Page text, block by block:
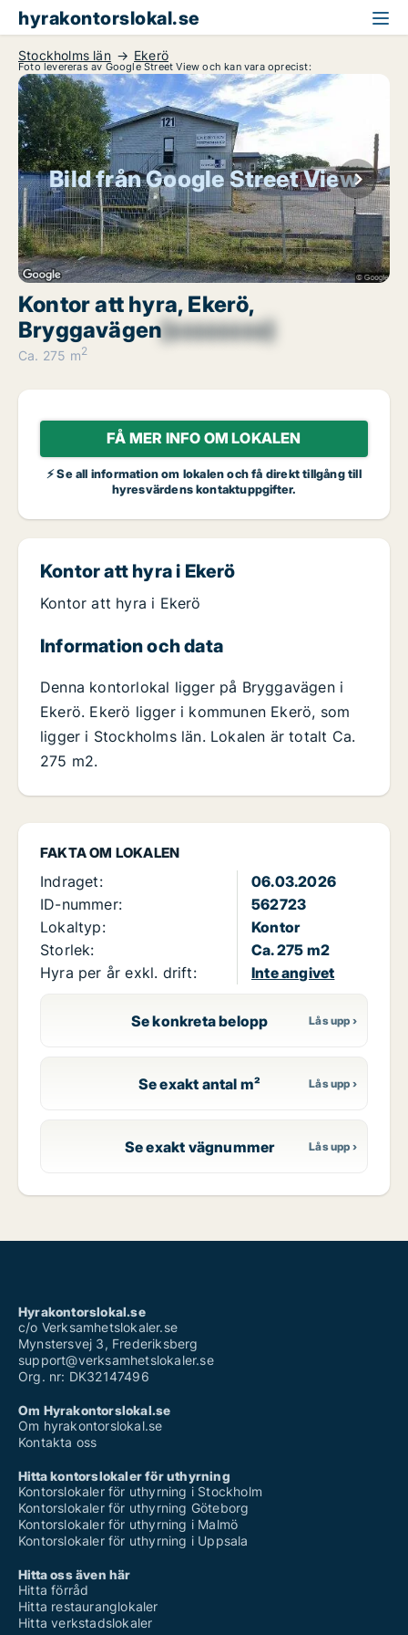
hyrakontorslokal.se
Stockholms län Ekerö
Foto levereras av Google Street View och kan vara oprecist:
Bild från Google Street View
Kontor att hyra, Ekerö,
Bryggavägen[xxxxxxxx]
Ca. 275 m2
FÅ MER INFO OM LOKALEN
⚡ Se all information om lokalen och få direkt tillgång till
hyresvärdens kontaktuppgifter.
FAKTA OM LOKALEN
Indraget:
06.03.2026
ID-nummer:
562723
Lokaltyp:
Kontor
Storlek:
Ca. 275 m2
Hyra per år exkl. drift:
Inte angivet
Se konkreta belopp
Se exakt antal m²
Se exakt vägnummer
Kontor att hyra i Ekerö
Kontor att hyra i Ekerö
Information och data
Denna kontorlokal ligger på Bryggavägen i
Ekerö. Ekerö ligger i kommunen Ekerö, som
ligger i Stockholms län. Lokalen är totalt Ca.
275 m2.
Hyrakontorslokal.se
c/o Verksamhetslokaler.se
Mynstersvej 3, Frederiksberg
support@verksamhetslokaler.se
Org. nr: DK32147496
Om Hyrakontorslokal.se
Om hyrakontorslokal.se
Kontakta oss
Hitta kontorslokaler för uthyrning
Kontorslokaler för uthyrning i Stockholm
Kontorslokaler för uthyrning Göteborg
Kontorslokaler för uthyrning i Malmö
Kontorslokaler för uthyrning i Uppsala
Hitta oss även här
Hitta förråd
Hitta restauranglokaler
Hitta verkstadslokaler